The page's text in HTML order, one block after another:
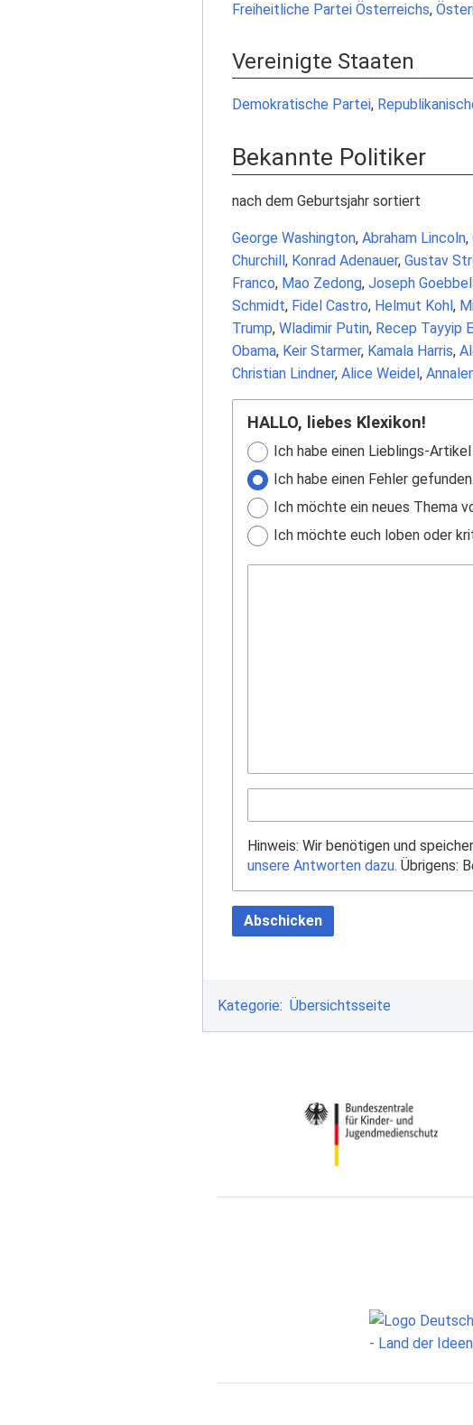
Freiheitliche Partei Österreichs,
Vereinigte Staaten
Demokratische Partei,
Bekannte Politiker
nach dem Geburtsjahr sortiert
George Washington, Abraham Lincoln,
Churchill, Konrad Adenauer, Gustav
Franco, Mao Zedong, Joseph
Schmidt, Fidel Castro, Helmut Kohl,
Trump, Wladimir Putin, Recep Tayyip
Obama, Keir Starmer, Kamala Harris,
Christian Lindner, Alice Weidel,
HALLO, liebes Klexikon!
Ich habe einen Lieblings-
Ich habe einen Fehler gefunden.
Ich möchte ein neues Thema
Ich möchte euch loben oder
Hinweis: Wir benötigen und
unsere Antworten dazu. Übrigens:
Abschicken
Kategorie: Übersichtsseite